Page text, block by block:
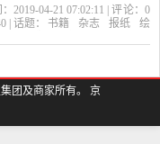
8岁绘本图画书小学
年捷腾图书专营
2019-04-21 07:02:11 | 评论： 0
| 话题： 书籍 杂志 报纸
绘
团及商家所有。 京